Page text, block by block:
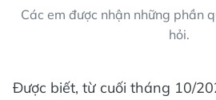
Các em được nhận những phần
hỏi.
Được biết, từ cuối tháng 10/